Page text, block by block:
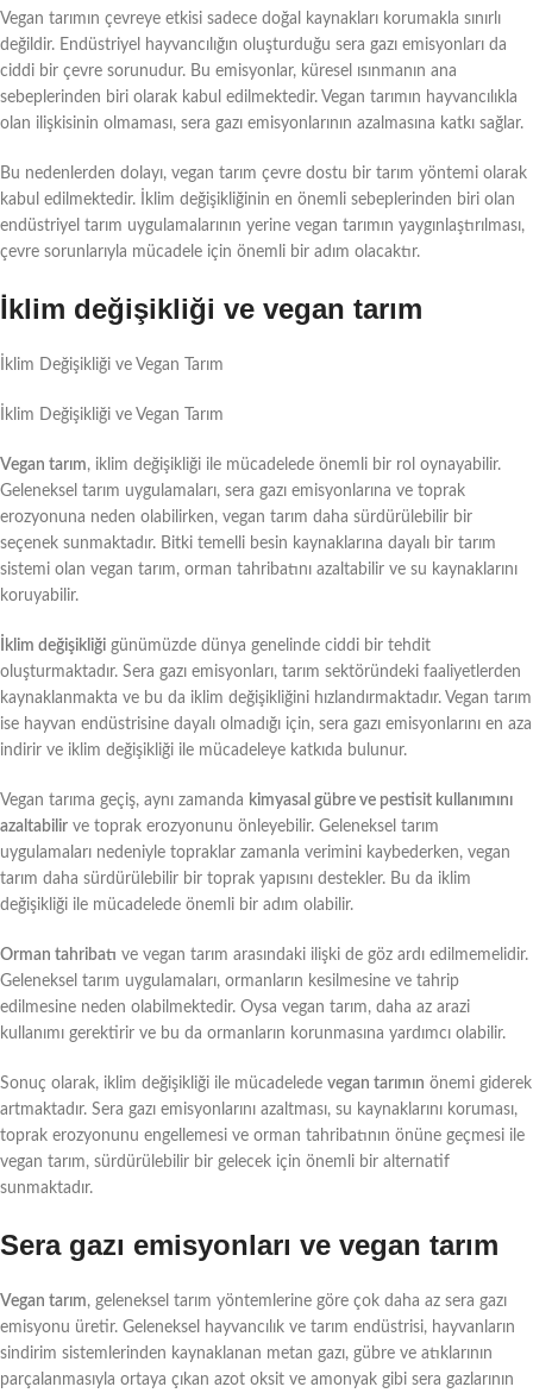
Vegan tarımın çevreye etkisi sadece doğal kaynakları korumakla sınırlı
değildir. Endüstriyel hayvancılığın oluşturduğu sera gazı emisyonları da
ciddi bir çevre sorunudur. Bu emisyonlar, küresel ısınmanın ana
sebeplerinden biri olarak kabul edilmektedir. Vegan tarımın hayvancılıkla
olan ilişkisinin olmaması, sera gazı emisyonlarının azalmasına katkı sağlar.
Bu nedenlerden dolayı, vegan tarım çevre dostu bir tarım yöntemi olarak
kabul edilmektedir. İklim değişikliğinin en önemli sebeplerinden biri olan
endüstriyel tarım uygulamalarının yerine vegan tarımın yaygınlaştırılması,
çevre sorunlarıyla mücadele için önemli bir adım olacaktır.
İklim değişikliği ve vegan tarım
İklim Değişikliği ve Vegan Tarım
İklim Değişikliği ve Vegan Tarım
Vegan tarım, iklim değişikliği ile mücadelede önemli bir rol oynayabilir.
Geleneksel tarım uygulamaları, sera gazı emisyonlarına ve toprak
erozyonuna neden olabilirken, vegan tarım daha sürdürülebilir bir
seçenek sunmaktadır. Bitki temelli besin kaynaklarına dayalı bir tarım
sistemi olan vegan tarım, orman tahribatını azaltabilir ve su kaynaklarını
koruyabilir.
İklim değişikliği günümüzde dünya genelinde ciddi bir tehdit
oluşturmaktadır. Sera gazı emisyonları, tarım sektöründeki faaliyetlerden
kaynaklanmakta ve bu da iklim değişikliğini hızlandırmaktadır. Vegan tarım
ise hayvan endüstrisine dayalı olmadığı için, sera gazı emisyonlarını en aza
indirir ve iklim değişikliği ile mücadeleye katkıda bulunur.
Vegan tarıma geçiş, aynı zamanda kimyasal gübre ve pestisit kullanımını
azaltabilir ve toprak erozyonunu önleyebilir. Geleneksel tarım
uygulamaları nedeniyle topraklar zamanla verimini kaybederken, vegan
tarım daha sürdürülebilir bir toprak yapısını destekler. Bu da iklim
değişikliği ile mücadelede önemli bir adım olabilir.
Orman tahribatı ve vegan tarım arasındaki ilişki de göz ardı edilmemelidir.
Geleneksel tarım uygulamaları, ormanların kesilmesine ve tahrip
edilmesine neden olabilmektedir. Oysa vegan tarım, daha az arazi
kullanımı gerektirir ve bu da ormanların korunmasına yardımcı olabilir.
Sonuç olarak, iklim değişikliği ile mücadelede vegan tarımın önemi giderek
artmaktadır. Sera gazı emisyonlarını azaltması, su kaynaklarını koruması,
toprak erozyonunu engellemesi ve orman tahribatının önüne geçmesi ile
vegan tarım, sürdürülebilir bir gelecek için önemli bir alternatif
sunmaktadır.
Sera gazı emisyonları ve vegan tarım
Vegan tarım, geleneksel tarım yöntemlerine göre çok daha az sera gazı
emisyonu üretir. Geleneksel hayvancılık ve tarım endüstrisi, hayvanların
sindirim sistemlerinden kaynaklanan metan gazı, gübre ve atıklarının
parçalanmasıyla ortaya çıkan azot oksit ve amonyak gibi sera gazlarının